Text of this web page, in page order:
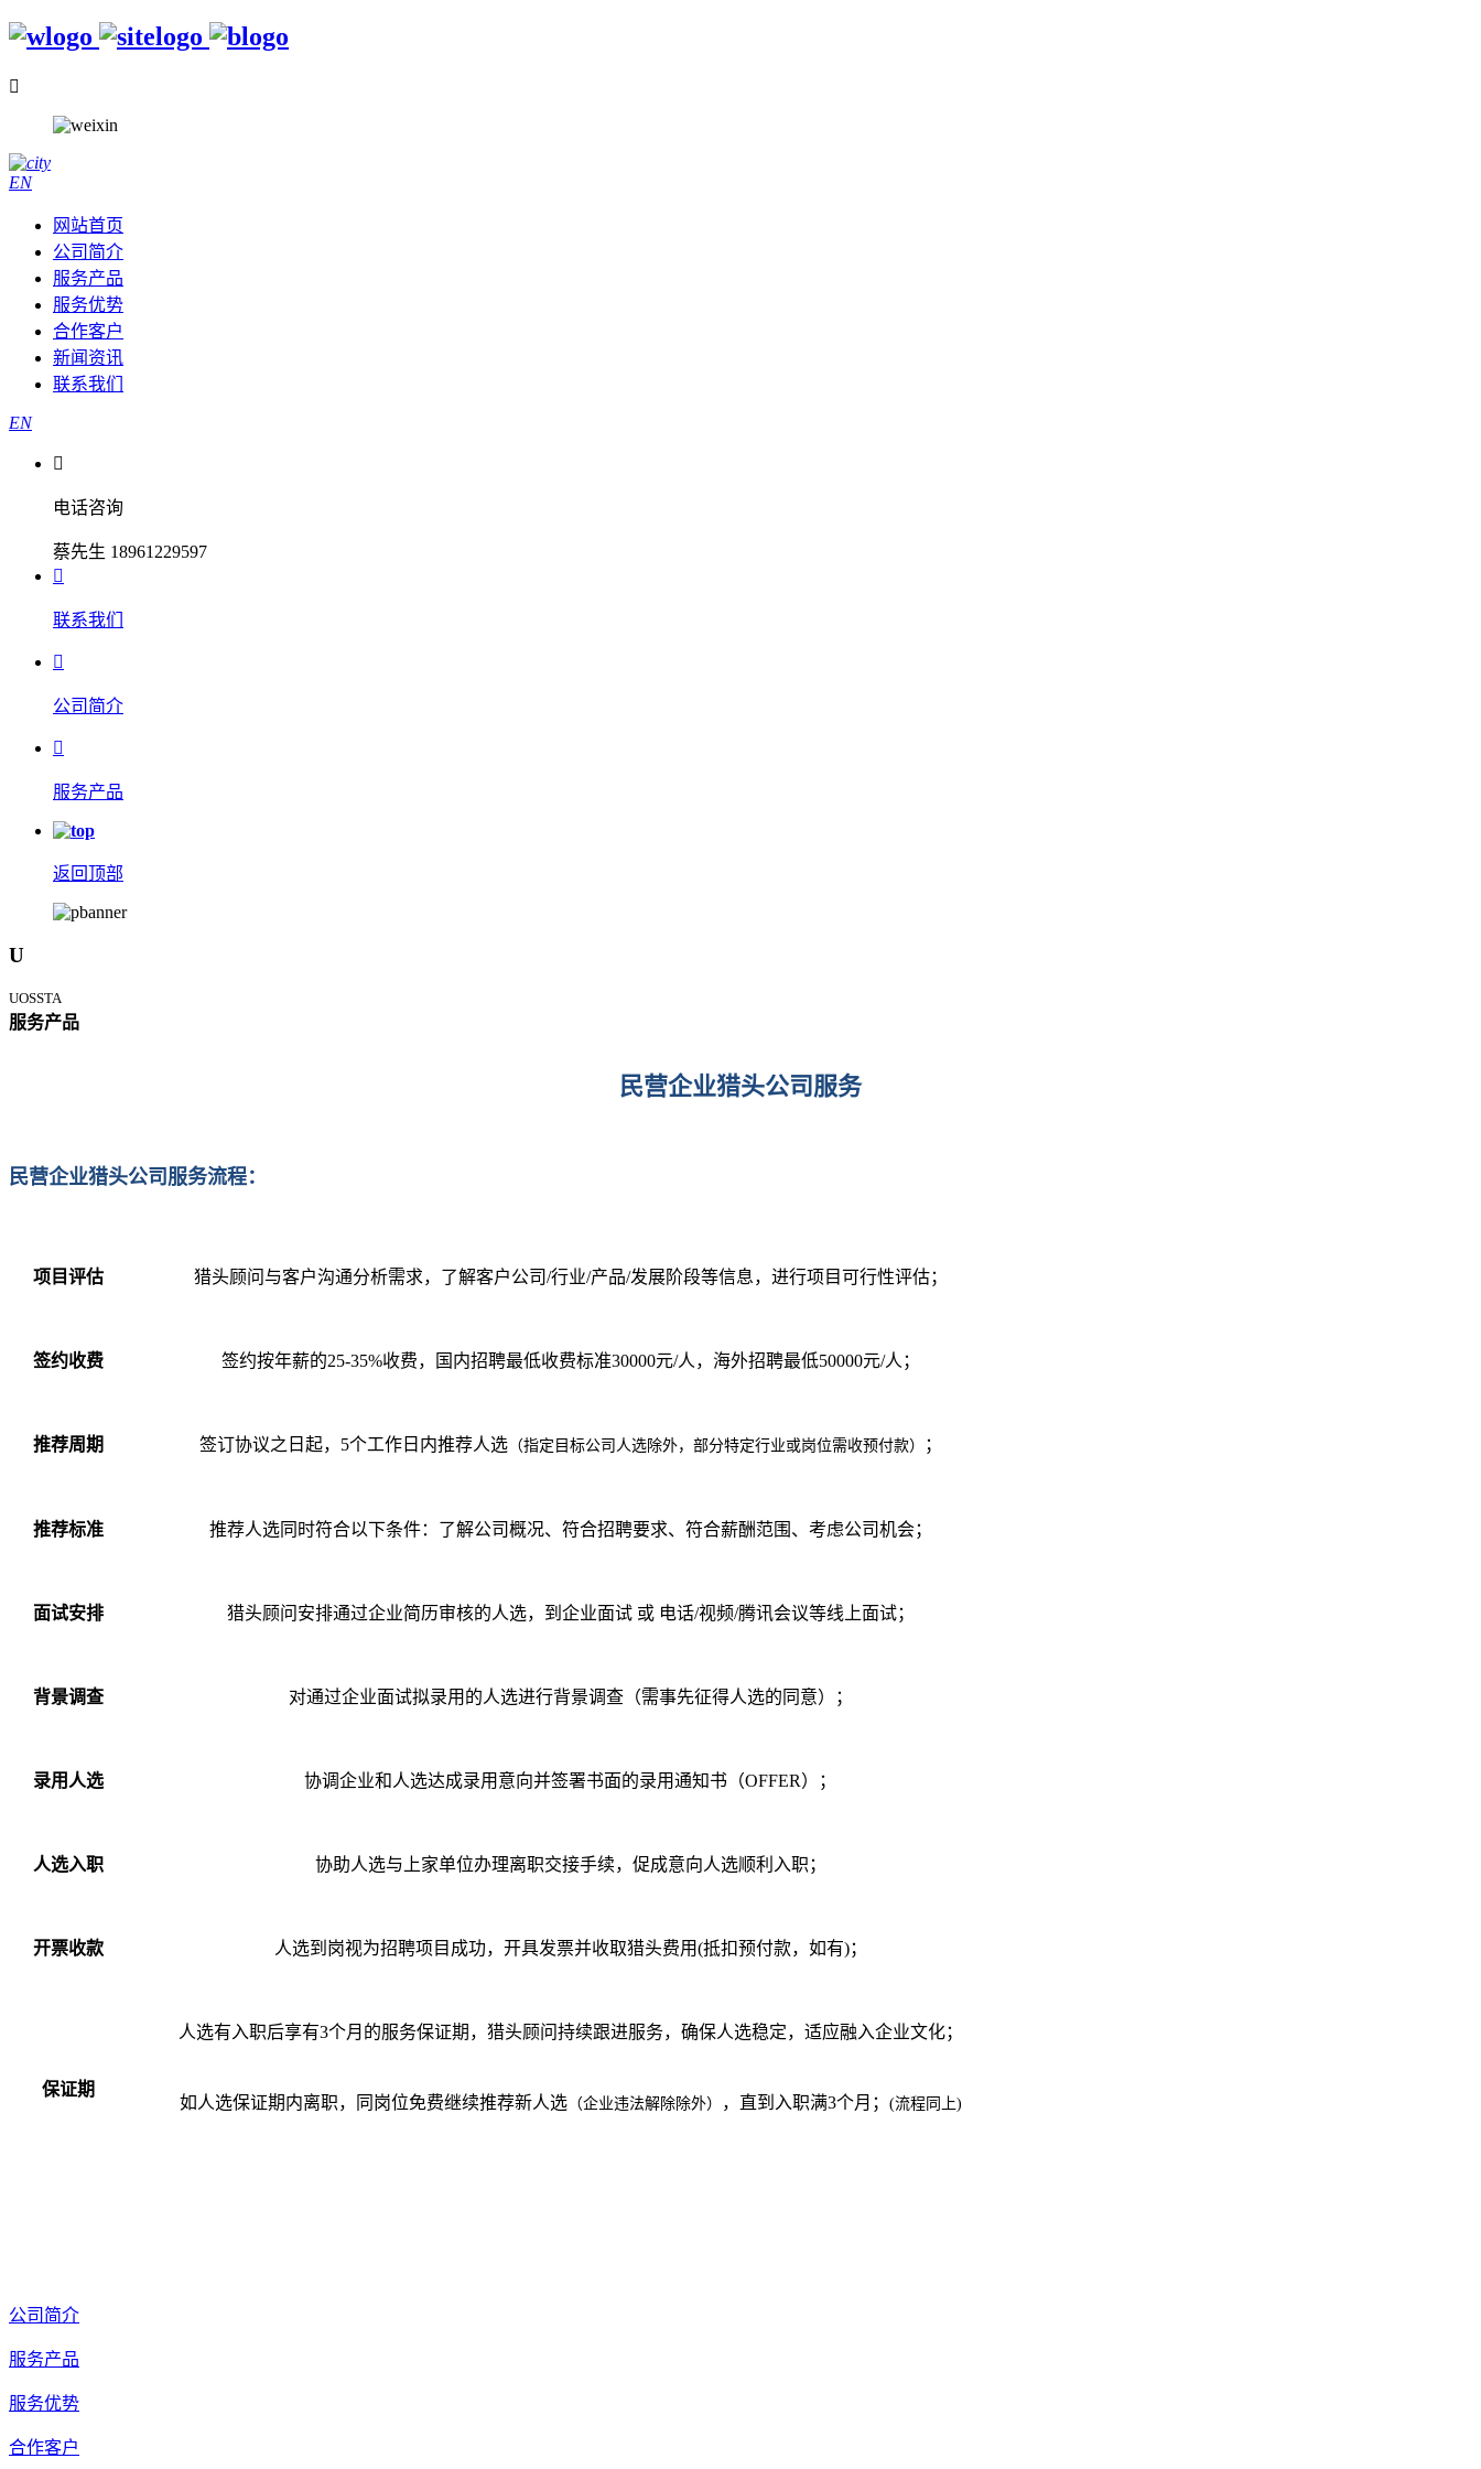

EN
网站首页
公司简介
服务产品
服务优势
合作客户
新闻资讯
联系我们
EN

电话咨询
蔡先生 18961229597

联系我们

公司简介

服务产品
返回顶部
U
UOSSTA
服务产品
民营企业猎头公司服务
民营企业猎头公司服务流程：
项目评估 猎头顾问与客户沟通分析需求，了解客户公司/行业/产品/发展阶段等信息，进行项目可行性评估；
签约收费 签约按年薪的25-35%收费，国内招聘最低收费标准30000元/人，海外招聘最低50000元/人 ；
推荐周期 签订协议之日起，5个工作日内推荐人选（指定目标公司人选除外，部分特定行业或岗位需收预付款） ；
推荐标准 推荐人选同时符合以下条件：了解公司概况、符合招聘要求、符合薪酬范围、考虑公司机会；
面试安排 猎头顾问安排通过企业简历审核的人选，到企业面试 或 电话/视频/腾讯会议等线上面试；
背景调查 对通过企业面试拟录用的人选进行背景调查（需事先征得人选的同意）；
录用人选 协调企业和人选达成录用意向并签署书面的录用通知书（OFFER）；
人选入职 协助人选与上家单位办理离职交接手续，促成意向人选顺利入职；
开票收款 人选到岗视为招聘项目成功，开具发票并收取猎头费用(抵扣预付款，如有)；
保证期
人选有入职后享有3个月的服务保证期，猎头顾问持续跟进服务，确保人选稳定，适应融入企业文化；
如人选保证期内离职，同岗位免费继续推荐新人选（企业违法解除除外） ，直到入职满3个月； (流程同上)
公司简介
服务产品
服务优势
合作客户